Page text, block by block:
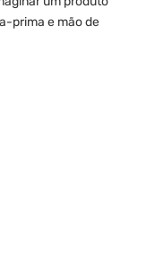
prima e mão de